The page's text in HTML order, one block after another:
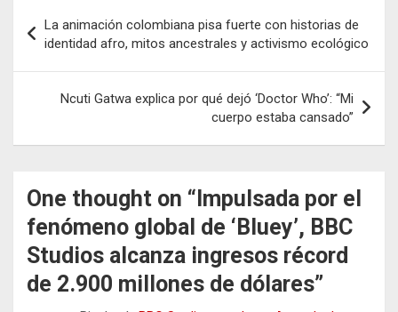
de
entradas
La animación colombiana pisa fuerte con historias de
identidad afro, mitos ancestrales y activismo ecológico
Ncuti Gatwa explica por qué dejó ‘Doctor Who’: “Mi
cuerpo estaba cansado”
One thought on “ Impulsada por el
fenómeno global de ‘Bluey’, BBC
Studios alcanza ingresos récord
de 2.900 millones de dólares”